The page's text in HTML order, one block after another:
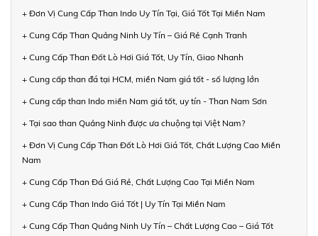
+ Đơn Vị Cung Cấp Than Indo Uy Tín Tại, Giá Tốt Tại Miền Nam
+ Cung Cấp Than Quảng Ninh Uy Tín – Giá Rẻ Cạnh Tranh
+ Cung Cấp Than Đốt Lò Hơi Giá Tốt, Uy Tín, Giao Nhanh
+ Cung cấp than đá tại HCM, miền Nam giá tốt - số lượng lớn
+ Cung cấp than Indo miền Nam giá tốt, uy tín - Than Nam Sơn
+ Tại sao than Quảng Ninh được ưa chuộng tại Việt Nam?
+ Đơn Vị Cung Cấp Than Đốt Lò Hơi Giá Tốt, Chất Lượng Cao Miền
Nam
+ Cung Cấp Than Đá Giá Rẻ, Chất Lượng Cao Tại Miền Nam
+ Cung Cấp Than Indo Giá Tốt | Uy Tín Tại Miền Nam
+ Cung Cấp Than Quảng Ninh Uy Tín – Chất Lượng Cao – Giá Tốt